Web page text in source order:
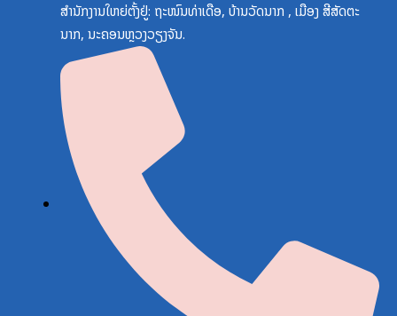
ສຳນັກງານໃຫຍ່ຕັ້ງຢູ່: ຖະໜົນທ່າເດືອ, ບ້ານວັດນາກ , ເມືອງ ສີສັດຕະ
ນາກ, ນະຄອນຫຼວງວຽງຈັນ.